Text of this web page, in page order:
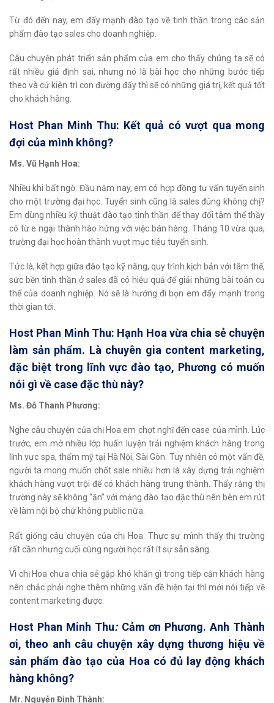
Từ đó đến nay, em đẩy mạnh đào tạo về tinh thần trong các sản
phẩm đào tạo sales cho doanh nghiệp.
Câu chuyện phát triển sản phẩm của em cho thấy chúng ta sẽ có
rất nhiều giả định sai, nhưng nó là bài học cho những bước tiếp
theo và cứ kiên trì con đường đấy thì sẽ có những giá trị, kết quả tốt
cho khách hàng.
Host Phan Minh Thu: Kết quả có vượt qua mong
đợi của mình không?
Ms. Vũ Hạnh Hoa:
Nhiều khi bất ngờ. Đầu năm nay, em có hợp đồng tư vấn tuyển sinh
cho một trường đại học. Tuyển sinh cũng là sales đúng không chị?
Em dùng nhiều kỹ thuật đào tạo tinh thần để thay đổi tâm thế thầy
cô từ e ngại thành hào hứng với việc bán hàng. Tháng 10 vừa qua,
trường đại học hoàn thành vượt mục tiêu tuyển sinh.
Tức là, kết hợp giữa đào tạo kỹ năng, quy trình kịch bản với tâm thế,
sức bền tinh thần ở sales đã có hiệu quả để giải những bài toán cụ
thể của doanh nghiệp. Nó sẽ là hướng đi bọn em đẩy mạnh trong
thời gian tới.
Host Phan Minh Thu: Hạnh Hoa vừa chia sẻ chuyện
làm sản phẩm. Là chuyên gia content marketing,
đặc biệt trong lĩnh vực đào tạo, Phương có muốn
nói gì về case đặc thù này?
Ms. Đỗ Thanh Phương:
Nghe câu chuyện của chị Hoa em chợt nghĩ đến case của mình. Lúc
trước, em mở nhiều lớp huấn luyện trải nghiệm khách hàng trong
lĩnh vực spa, thẩm mỹ tại Hà Nội, Sài Gòn. Tuy nhiên có một vấn đề,
người ta mong muốn chốt sale nhiều hơn là xây dựng trải nghiệm
khách hàng vượt trội để có khách hàng trung thành. Thấy rằng thị
trường này sẽ không “ăn” với mảng đào tạo đặc thù nên bên em rút
về làm nội bộ chứ không public nữa.
Rất giống câu chuyện của chị Hoa. Thực sự mình thấy thị trường
rất cần nhưng cuối cùng người học rất ít sự sẵn sàng.
Vì chị Hoa chưa chia sẻ gặp khó khăn gì trong tiếp cận khách hàng
nên chắc phải nghe thêm những vấn đề hiện tại thì mới nói tiếp về
content marketing được.
Host Phan Minh Thu:Cảm ơn Phương. Anh Thành
ơi, theo anh câu chuyện xây dựng thương hiệu về
sản phẩm đào tạo của Hoa có đủ lay động khách
hàng không?
Mr. Nguyễn Đình Thành: